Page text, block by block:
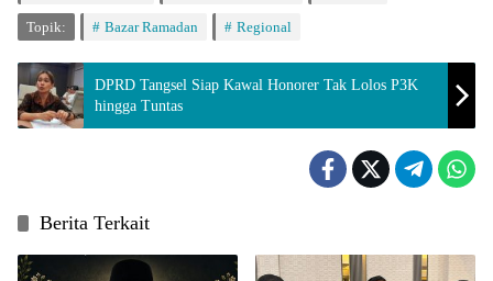
Topik: Bazar Ramadan Regional
DPRD Tangsel Siap Kawal Honorer Tak Lolos P3K
hingga Tuntas
Berita Terkait